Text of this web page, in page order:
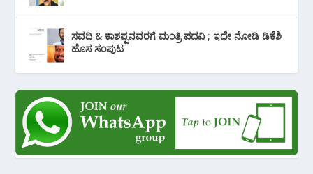
ಸವದಿ & ಕಾಶಪ್ಪನವರಗೆ ಮಂತ್ರಿ ಪದವಿ ; ಇದೇ ನೋಡಿ‌ ಡಿಕೆಶಿ
ಹೊಸ ಸಂಪುಟ